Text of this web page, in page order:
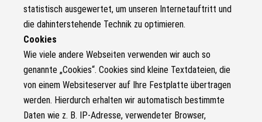
statistisch ausgewertet, um unseren Internetauftritt und
die dahinterstehende Technik zu optimieren.
Cookies
Wie viele andere Webseiten verwenden wir auch so
genannte „Cookies“. Cookies sind kleine Textdateien, die
von einem Websiteserver auf Ihre Festplatte übertragen
werden. Hierdurch erhalten wir automatisch bestimmte
Daten wie z. B. IP-Adresse, verwendeter Browser,